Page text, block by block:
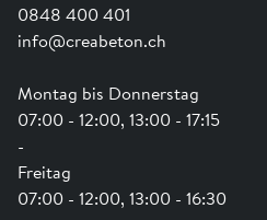
0848 400 401
info@creabeton.ch
Montag bis Donnerstag
07:00 - 12:00, 13:00 - 17:15
-
Freitag
07:00 - 12:00, 13:00 - 16:30